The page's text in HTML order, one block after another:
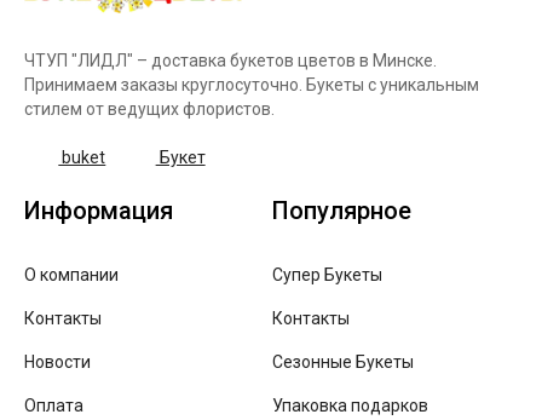
ЧТУП "ЛИДЛ" – доставка букетов цветов в Минске.
Принимаем заказы круглосуточно. Букеты с уникальным
стилем от ведущих флористов.
buket Букет
Информация
О компании
Контакты
Новости
Оплата
Популярное
Супер Букеты
Контакты
Сезонные Букеты
Упаковка подарков